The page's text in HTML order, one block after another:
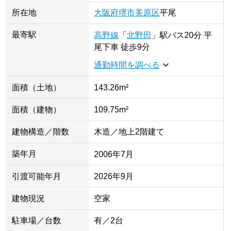
所在地 大阪府堺市美原区平尾
最寄駅 高野線 「 北野田 」 駅バス20分 平
尾下車 徒歩9分
通勤時間を調べる
面積（土地） 143.26m²
面積（建物） 109.75m²
建物構造／階数 木造／地上2階建て
築年月 2006年7月
引渡可能年月 2026年9月
建物現況 空家
駐車場／台数 有／2台